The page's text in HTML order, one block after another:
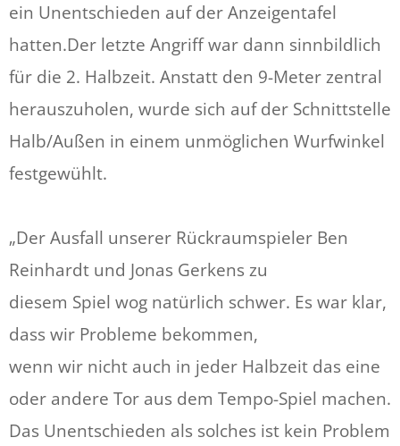
ein Unentschieden auf der Anzeigentafel
hatten.Der letzte Angriff war dann sinnbildlich
für die 2. Halbzeit. Anstatt den 9-Meter zentral
herauszuholen, wurde sich auf der Schnittstelle
Halb/Außen in einem unmöglichen Wurfwinkel
festgewühlt.
„Der Ausfall unserer Rückraumspieler Ben
Reinhardt und Jonas Gerkens zu
diesem Spiel wog natürlich schwer. Es war klar,
dass wir Probleme bekommen,
wenn wir nicht auch in jeder Halbzeit das eine
oder andere Tor aus dem Tempo-Spiel machen.
Das Unentschieden als solches ist kein Problem